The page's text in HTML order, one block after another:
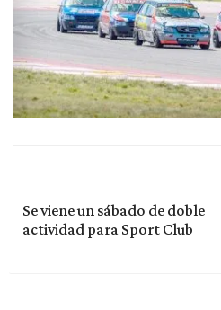
Se viene un sábado de doble
actividad para Sport Club